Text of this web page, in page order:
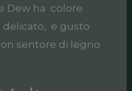
Dew ha colore
delicato, e gusto
sentore di legno